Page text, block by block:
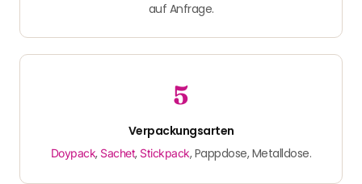
auf Anfrage.
5
Verpackungs­arten
Doypack, Sachet, Stickpack, Pappdose, Metalldose.